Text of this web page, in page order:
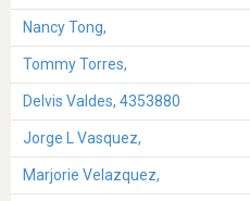
Nancy Tong,
Tommy Torres,
Delvis Valdes, 4353880
Jorge L Vasquez,
Marjorie Velazquez,